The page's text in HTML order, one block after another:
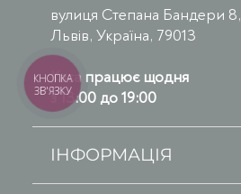
вулиця Степана Бандери 8,
Львів, Україна, 79013
Каса працює щодня
з 13:00 до 19:00
ІНФОРМАЦІЯ
КНОПКА
ЗВ'ЯЗКУ